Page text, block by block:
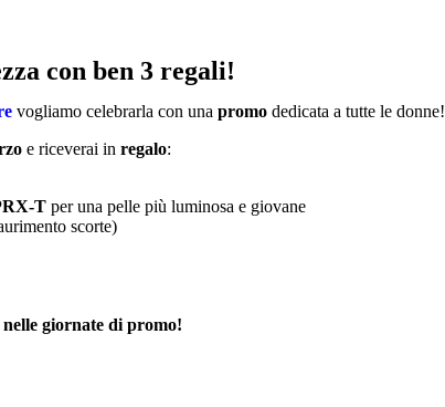
con ben 3 regali!
vogliamo celebrarla con una promo dedicata a tutte le donne!
e riceverai in regalo:
T per una pelle più luminosa e giovane
scorte)
giornate di promo!